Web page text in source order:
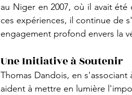
au Niger en 2007, où il avait
ces expériences, il continue de
engagement profond envers la
Une Initiative à Soutenir
Thomas Dandois, en
aident à mettre en lumière